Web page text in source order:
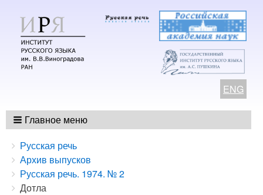
ENG
Главное меню
Breadcrumbs
You
are
here:
Русская речь
Архив выпусков
Русская речь. 1974. № 2
Дотла